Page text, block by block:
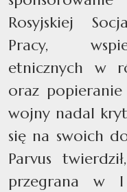
Rosyjskiej
Pracy,
etnicznych w
oraz
wojny nadal
się na swoich
Parvus
przegrana w